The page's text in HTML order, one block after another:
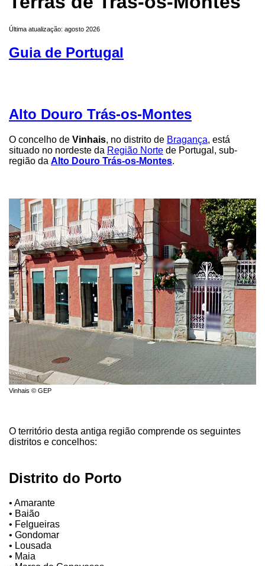
Última atualização: agosto 2026
Guia de Portugal
Alto Douro Trás-os-Montes
O concelho de Vinhais, no distrito de Bragança, está
situado no nordeste da Região Norte de Portugal, sub-
região da Alto Douro Trás-os-Montes.
Vinhais © GEP
O território desta antiga região comprende os seguintes
distritos e concelhos:
Distrito do Porto
• Amarante
• Baião
• Felgueiras
• Gondomar
• Lousada
• Maia